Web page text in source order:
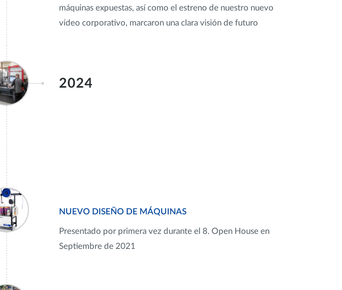
máquinas expuestas, así como el estreno de nuestro nuevo
vídeo corporativo, marcaron una clara visión de futuro
2024
NUEVO DISEÑO DE MÁQUINAS
Presentado por primera vez durante el 8. Open House en
Septiembre de 2021